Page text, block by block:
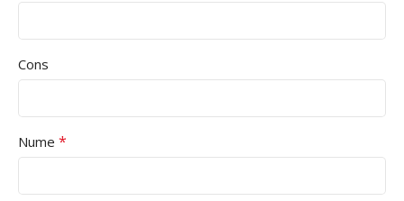
Cons
Nume *